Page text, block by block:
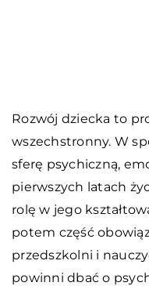
Rozwój dziecka to
wszechstronny. W
sferę psychiczną,
pierwszych latach
rolę w jego
potem część
przedszkolni i
powinni dbać o